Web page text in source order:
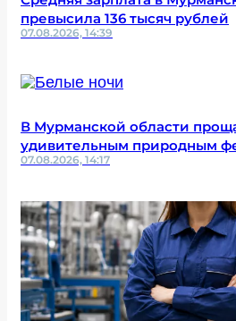
превысила 136 тысяч рублей
07.08.2026, 14:39
В Мурманской области
удивительным природным
07.08.2026, 14:17